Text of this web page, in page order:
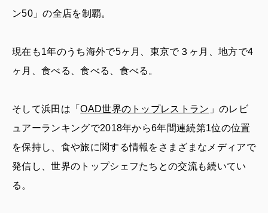
ン50」の全店を制覇。
現在も1年のうち海外で5ヶ月、東京で３ヶ月、地方で4
ヶ月、食べる、食べる、食べる。
そして浜田は「OAD世界のトップレストラン 」のレビ
ュアーランキングで2018年から6年間連続第1位の位置
を保持し、食や旅に関する情報をさまざまなメディアで
発信し、世界のトップシェフたちとの交流も続いてい
る。